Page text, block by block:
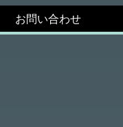
お問い合わせ